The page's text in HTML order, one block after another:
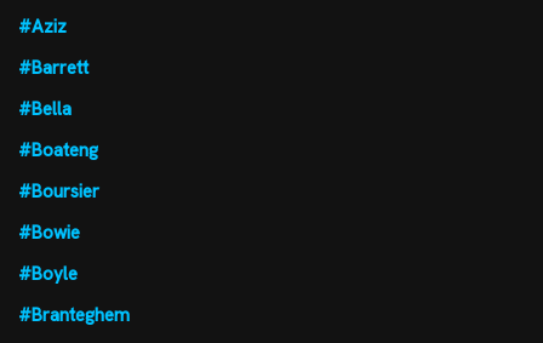
#Aziz
#Barrett
#Bella
#Boateng
#Boursier
#Bowie
#Boyle
#Branteghem